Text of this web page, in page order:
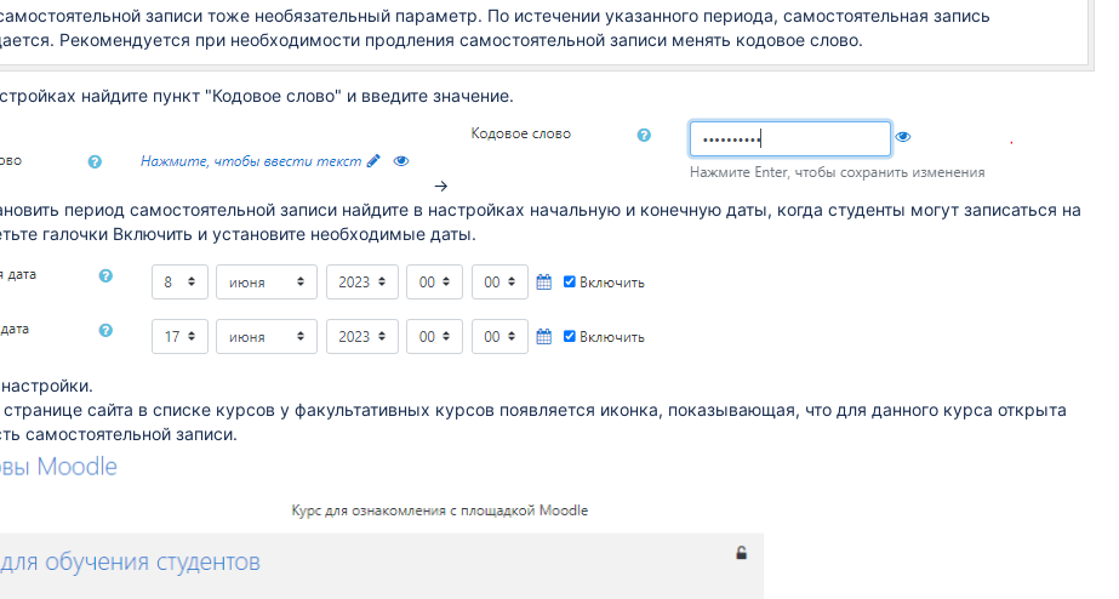
аудиториях
записи тоже необязательный параметр. По истечении указанного периода, самостоятельная запись
Рекомендуется при необходимости продления самостоятельной записи менять кодовое слово.
найдите пункт "Кодовое слово" и введите значение.
→
период самостоятельной записи найдите в настройках начальную и конечную даты, когда студенты могут записаться на
галочки Включить и установите необходимые даты.
странице сайта в списке курсов у факультативных курсов появляется иконка, показывающая, что для данного курса открыта
самостоятельной записи.